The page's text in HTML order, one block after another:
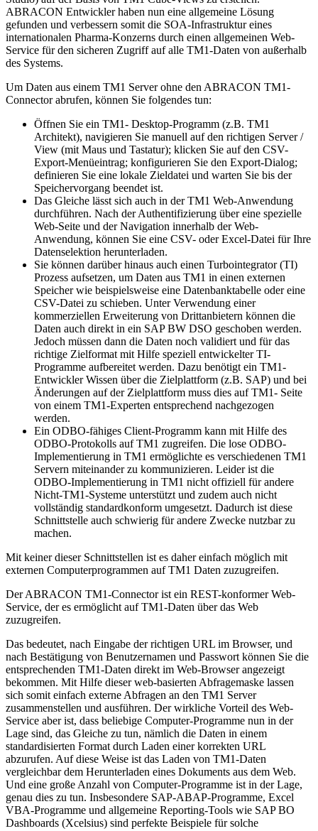
ABRACON Entwickler haben nun eine allgemeine Lösung
gefunden und verbessern somit die SOA-Infrastruktur eines
internationalen Pharma-Konzerns durch einen allgemeinen Web-
Service für den sicheren Zugriff auf alle TM1-Daten von außerhalb
des Systems.
Um Daten aus einem TM1 Server ohne den ABRACON TM1-
Connector abrufen, können Sie folgendes tun:
Öffnen Sie ein TM1- Desktop-Programm (z.B. TM1
Architekt), navigieren Sie manuell auf den richtigen Server /
View (mit Maus und Tastatur); klicken Sie auf den CSV-
Export-Menüeintrag; konfigurieren Sie den Export-Dialog;
definieren Sie eine lokale Zieldatei und warten Sie bis der
Speichervorgang beendet ist.
Das Gleiche lässt sich auch in der TM1 Web-Anwendung
durchführen. Nach der Authentifizierung über eine spezielle
Web-Seite und der Navigation innerhalb der Web-
Anwendung, können Sie eine CSV- oder Excel-Datei für Ihre
Datenselektion herunterladen.
Sie können darüber hinaus auch einen Turbointegrator (TI)
Prozess aufsetzen, um Daten aus TM1 in einen externen
Speicher wie beispielsweise eine Datenbanktabelle oder eine
CSV-Datei zu schieben. Unter Verwendung einer
kommerziellen Erweiterung von Drittanbietern können die
Daten auch direkt in ein SAP BW DSO geschoben werden.
Jedoch müssen dann die Daten noch validiert und für das
richtige Zielformat mit Hilfe speziell entwickelter TI-
Programme aufbereitet werden. Dazu benötigt ein TM1-
Entwickler Wissen über die Zielplattform (z.B. SAP) und bei
Änderungen auf der Zielplattform muss dies auf TM1- Seite
von einem TM1-Experten entsprechend nachgezogen
werden.
Ein ODBO-fähiges Client-Programm kann mit Hilfe des
ODBO-Protokolls auf TM1 zugreifen. Die lose ODBO-
Implementierung in TM1 ermöglichte es verschiedenen TM1
Servern miteinander zu kommunizieren. Leider ist die
ODBO-Implementierung in TM1 nicht offiziell für andere
Nicht-TM1-Systeme unterstützt und zudem auch nicht
vollständig standardkonform umgesetzt. Dadurch ist diese
Schnittstelle auch schwierig für andere Zwecke nutzbar zu
machen.
Mit keiner dieser Schnittstellen ist es daher einfach möglich mit
externen Computerprogrammen auf TM1 Daten zuzugreifen.
Der ABRACON TM1-Connector ist ein REST-konformer Web-
Service, der es ermöglicht auf TM1-Daten über das Web
zuzugreifen.
Das bedeutet, nach Eingabe der richtigen URL im Browser, und
nach Bestätigung von Benutzernamen und Passwort können Sie die
entsprechenden TM1-Daten direkt im Web-Browser angezeigt
bekommen. Mit Hilfe dieser web-basierten Abfragemaske lassen
sich somit einfach externe Abfragen an den TM1 Server
zusammenstellen und ausführen. Der wirkliche Vorteil des Web-
Service aber ist, dass beliebige Computer-Programme nun in der
Lage sind, das Gleiche zu tun, nämlich die Daten in einem
standardisierten Format durch Laden einer korrekten URL
abzurufen. Auf diese Weise ist das Laden von TM1-Daten
vergleichbar dem Herunterladen eines Dokuments aus dem Web.
Und eine große Anzahl von Computer-Programme ist in der Lage,
genau dies zu tun. Insbesondere SAP-ABAP-Programme, Excel
VBA-Programme und allgemeine Reporting-Tools wie SAP BO
Dashboards (Xcelsius) sind perfekte Beispiele für solche